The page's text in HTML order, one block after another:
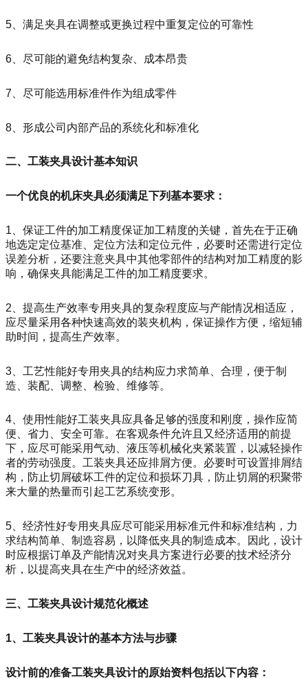
5、满足夹具在调整或更换过程中重复定位的可靠性
6、尽可能的避免结构复杂、成本昂贵
7、尽可能选用标准件作为组成零件
8、形成公司内部产品的系统化和标准化
二、工装夹具设计基本知识
一个优良的机床夹具必须满足下列基本要求：
1、保证工件的加工精度保证加工精度的关键，首先在于正确
地选定定位基准、定位方法和定位元件，必要时还需进行定位
误差分析，还要注意夹具中其他零部件的结构对加工精度的影
响，确保夹具能满足工件的加工精度要求。
2、提高生产效率专用夹具的复杂程度应与产能情况相适应，
应尽量采用各种快速高效的装夹机构，保证操作方便，缩短辅
助时间，提高生产效率。
3、工艺性能好专用夹具的结构应力求简单、合理，便于制
造、装配、调整、检验、维修等。
4、使用性能好工装夹具应具备足够的强度和刚度，操作应简
便、省力、安全可靠。在客观条件允许且又经济适用的前提
下，应尽可能采用气动、液压等机械化夹紧装置，以减轻操作
者的劳动强度。工装夹具还应排屑方便。必要时可设置排屑结
构，防止切屑破坏工件的定位和损坏刀具，防止切屑的积聚带
来大量的热量而引起工艺系统变形。
5、经济性好专用夹具应尽可能采用标准元件和标准结构，力
求结构简单、制造容易，以降低夹具的制造成本。因此，设计
时应根据订单及产能情况对夹具方案进行必要的技术经济分
析，以提高夹具在生产中的经济效益。
三、工装夹具设计规范化概述
1、工装夹具设计的基本方法与步骤
设计前的准备工装夹具设计的原始资料包括以下内容：